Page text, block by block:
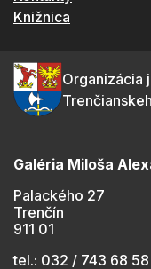
Knižnica
Organizácia
Galéria Miloša
Palackého 27
Trenčín
911 01
tel.: 032 / 743 68